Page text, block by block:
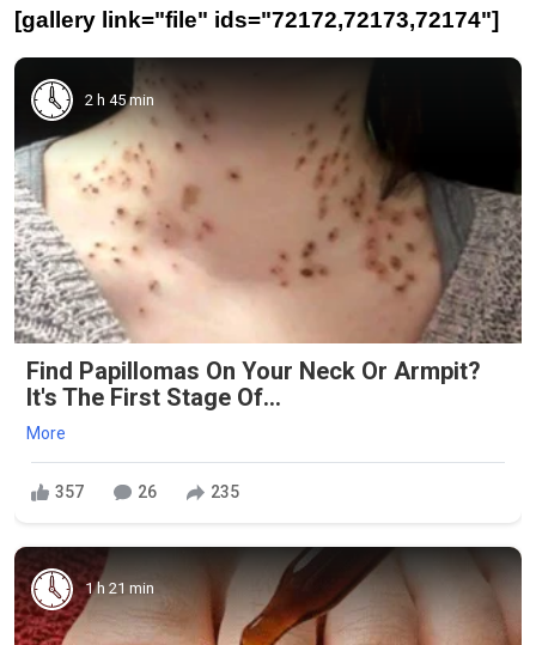
[gallery link="file" ids="72172,72173,72174"]
2 h 45 min
Find Papillomas On Your Neck Or Armpit?
It's The First Stage Of...
More
357 26 235
1 h 21 min